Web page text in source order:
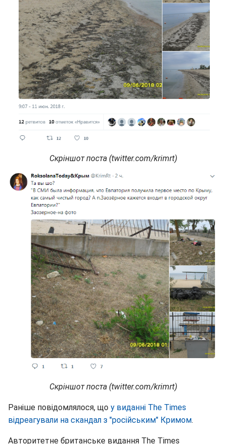
Скріншот поста (twitter.com/krimrt)
Скріншот поста (twitter.com/krimrt)
Раніше повідомлялося, що у виданні The Times
відреагували на скандал з "російським" Кримом.
Авторитетне британське видання The Times